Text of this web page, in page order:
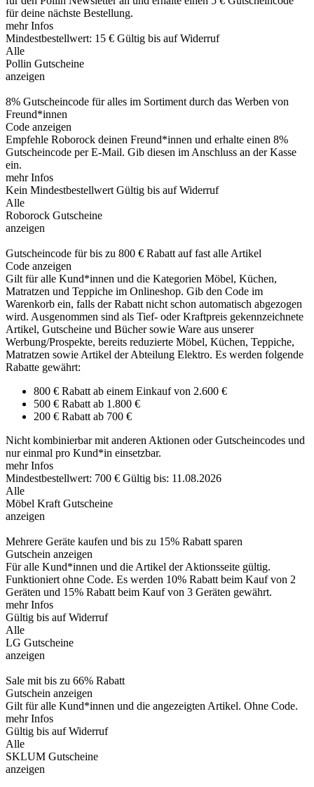
für deine nächste Bestellung.
mehr Infos
Mindestbestellwert: 15 € Gültig bis auf Widerruf
Alle
Pollin Gutscheine
anzeigen
8% Gutscheincode für alles im Sortiment durch das Werben von
Freund*innen
Code anzeigen
Empfehle Roborock deinen Freund*innen und erhalte einen 8%
Gutscheincode per E-Mail. Gib diesen im Anschluss an der Kasse
ein.
mehr Infos
Kein Mindestbestellwert Gültig bis auf Widerruf
Alle
Roborock Gutscheine
anzeigen
Gutscheincode für bis zu 800 € Rabatt auf fast alle Artikel
Code anzeigen
Gilt für alle Kund*innen und die Kategorien Möbel, Küchen,
Matratzen und Teppiche im Onlineshop. Gib den Code im
Warenkorb ein, falls der Rabatt nicht schon automatisch abgezogen
wird. Ausgenommen sind als Tief- oder Kraftpreis gekennzeichnete
Artikel, Gutscheine und Bücher sowie Ware aus unserer
Werbung/Prospekte, bereits reduzierte Möbel, Küchen, Teppiche,
Matratzen sowie Artikel der Abteilung Elektro. Es werden folgende
Rabatte gewährt:
800 € Rabatt ab einem Einkauf von 2.600 €
500 € Rabatt ab 1.800 €
200 € Rabatt ab 700 €
Nicht kombinierbar mit anderen Aktionen oder Gutscheincodes und
nur einmal pro Kund*in einsetzbar.
mehr Infos
Mindestbestellwert: 700 € Gültig bis: 11.08.2026
Alle
Möbel Kraft Gutscheine
anzeigen
Mehrere Geräte kaufen und bis zu 15% Rabatt sparen
Gutschein anzeigen
Für alle Kund*innen und die Artikel der Aktionsseite gültig.
Funktioniert ohne Code. Es werden 10% Rabatt beim Kauf von 2
Geräten und 15% Rabatt beim Kauf von 3 Geräten gewährt.
mehr Infos
Gültig bis auf Widerruf
Alle
LG Gutscheine
anzeigen
Sale mit bis zu 66% Rabatt
Gutschein anzeigen
Gilt für alle Kund*innen und die angezeigten Artikel. Ohne Code.
mehr Infos
Gültig bis auf Widerruf
Alle
SKLUM Gutscheine
anzeigen